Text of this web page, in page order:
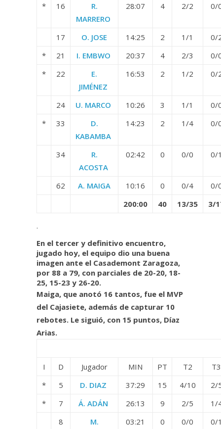
*
16
R.
MARRERO
28:07 4 2/2 0/
17 O. JOSE 14:25 2 1/1
0/
*
21 I. EMBWO 20:37 4 2/3
0/
*
22
E.
JIMÉNEZ
16:53 2 1/2 0/
24 U. MARCO 10:26 3 1/1
0/
*
33
D.
KABAMBA
14:23 2 1/4 0/
34
R.
ACOSTA
02:42 0 0/0 0/
62 A. MAIGA 10:16 0 0/4
0/
200:00
40 13/35 3/
.
En el tercer y definitivo encuentro,
jugado hoy, el equipo dio una buena
imagen ante el Casademont Zaragoza,
por 88 a 79, con parciales de 20-20, 18-
25, 15-23 y 26-20.
Maiga, que anotó 16 tantos, fue el MVP
del Cajasiete, además de capturar 10
rebotes. Le siguió, con 15 puntos, Díaz
Arias.
I D Jugador MIN PT T2
T3
*
5 D. DIAZ 37:29 15 4/10
2/
*
7 Á. ADÁN 26:13 9 2/5
1/
8
M. 03:21 0 0/0 0/